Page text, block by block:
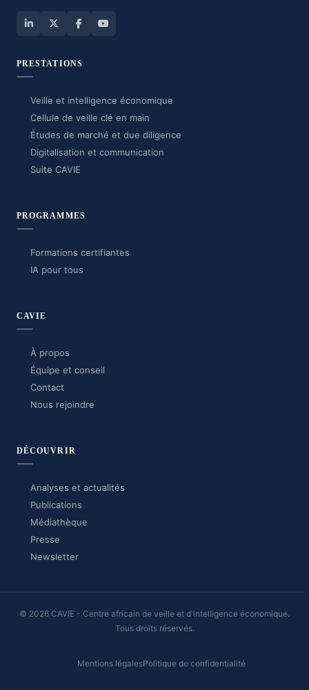
PRESTATIONS
Veille et intelligence économique
Cellule de veille clé en main
Études de marché et due diligence
Digitalisation et communication
Suite CAVIE
PROGRAMMES
Formations certifiantes
IA pour tous
CAVIE
À propos
Équipe et conseil
Contact
Nous rejoindre
DÉCOUVRIR
Analyses et actualités
Publications
Médiathèque
Presse
Newsletter
© 2026 CAVIE - Centre africain de veille et d'intelligence économique.
Tous droits réservés.
Mentions légalesPolitique de confidentialité